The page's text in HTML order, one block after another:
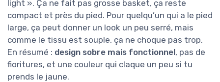
light ». Ça ne fait pas grosse basket, ça reste
compact et près du pied. Pour quelqu’un qui a le pied
large, ça peut donner un look un peu serré, mais
comme le tissu est souple, ça ne choque pas trop.
En résumé : design sobre mais fonctionnel, pas de
fioritures, et une couleur qui claque un peu si tu
prends le jaune.